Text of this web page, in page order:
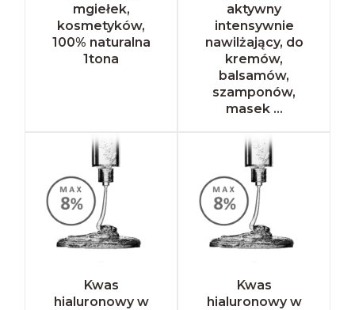
mgiełek,
kosmetyków,
100% naturalna
1tona
aktywny
intensywnie
nawilżający, do
kremów,
balsamów,
szamponów,
masek ...
Kwas
hialuronowy w
Kwas
hialuronowy w